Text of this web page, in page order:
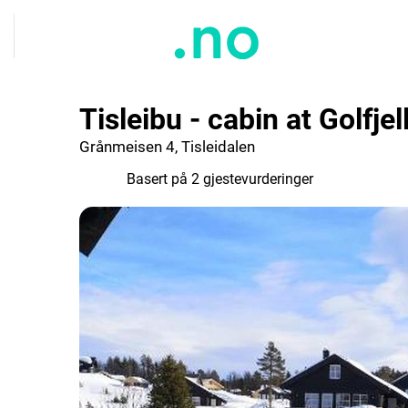
Tisleibu - cabin at
Grånmeisen 4, Tisleidalen
Basert på 2 gjestevurderinger